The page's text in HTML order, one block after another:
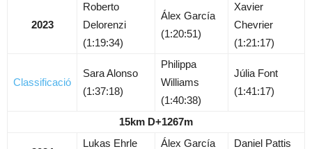
2023
Roberto
Delorenzi
(1:19:34)
Álex García
(1:20:51)
Xavier
Chevrier
(1:21:17)
Classificació
Sara Alonso
(1:37:18)
Philippa
Williams
(1:40:38)
Júlia Font
(1:41:17)
15km D+1267m
Lukas Ehrle
Álex García
Daniel Pattis